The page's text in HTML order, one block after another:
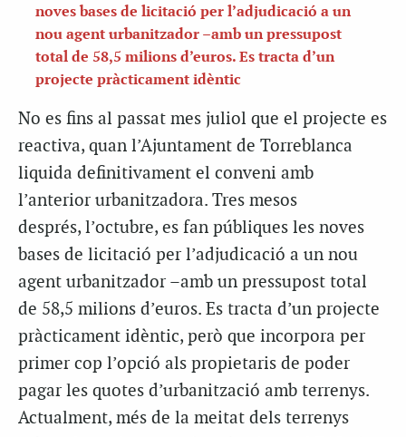
noves bases de licitació per l’adjudicació a un
nou agent urbanitzador –amb un pressupost
total de 58,5 milions d’euros. Es tracta d’un
projecte pràcticament idèntic
No es fins al passat mes juliol que el projecte es
reactiva, quan l’Ajuntament de Torreblanca
liquida definitivament el conveni amb
l’anterior urbanitzadora. Tres mesos
després, l’octubre, es fan públiques les noves
bases de licitació per l’adjudicació a un nou
agent urbanitzador –amb un pressupost total
de 58,5 milions d’euros. Es tracta d’un projecte
pràcticament idèntic, però que incorpora per
primer cop l’opció als propietaris de poder
pagar les quotes d’urbanització amb terrenys.
Actualment, més de la meitat dels terrenys